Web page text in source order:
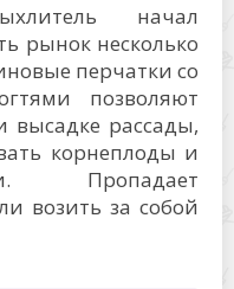
начал
рынок несколько
перчатки со
позволяют
высадке рассады,
корнеплоды и
Пропадает
возить за собой